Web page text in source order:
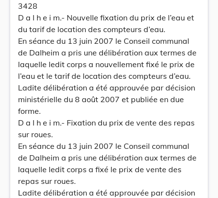
3428
D a l h e i m.- Nouvelle fixation du prix de l’eau et
du tarif de location des compteurs d’eau.
En séance du 13 juin 2007 le Conseil communal
de Dalheim a pris une délibération aux termes de
laquelle ledit corps a nouvellement fixé le prix de
l’eau et le tarif de location des compteurs d’eau.
Ladite délibération a été approuvée par décision
ministérielle du 8 août 2007 et publiée en due
forme.
D a l h e i m.- Fixation du prix de vente des repas
sur roues.
En séance du 13 juin 2007 le Conseil communal
de Dalheim a pris une délibération aux termes de
laquelle ledit corps a fixé le prix de vente des
repas sur roues.
Ladite délibération a été approuvée par décision